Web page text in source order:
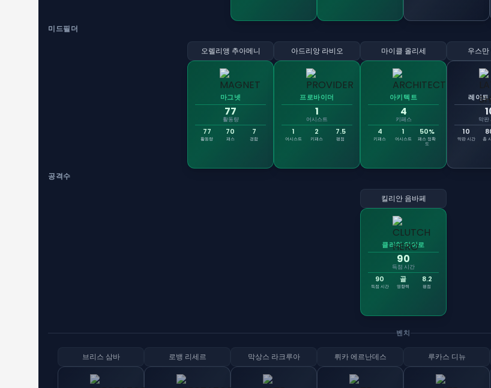
미드필더
오렐리앵 추아메니
마그넷
77
활동량
77
활동량
70
패스
7
경합
아드리앙 라비오
프로바이더
1
어시스트
1
어시스트
2
키패스
7.5
평점
마이클 올리세
아키텍트
4
키패스
4
키패스
1
어시스트
50%
패스 정확
도
우스
레이트
막판
10
막판 시간 총
공격수
킬리안 음바페
클러치 히어로
90
득점 시간
90
득점 시간
골
영향력
8.2
평점
벤치
브리스 삼바 로뱅 리세르 막상스 라크루아 뤼카 에르난데스 루카스 디뉴